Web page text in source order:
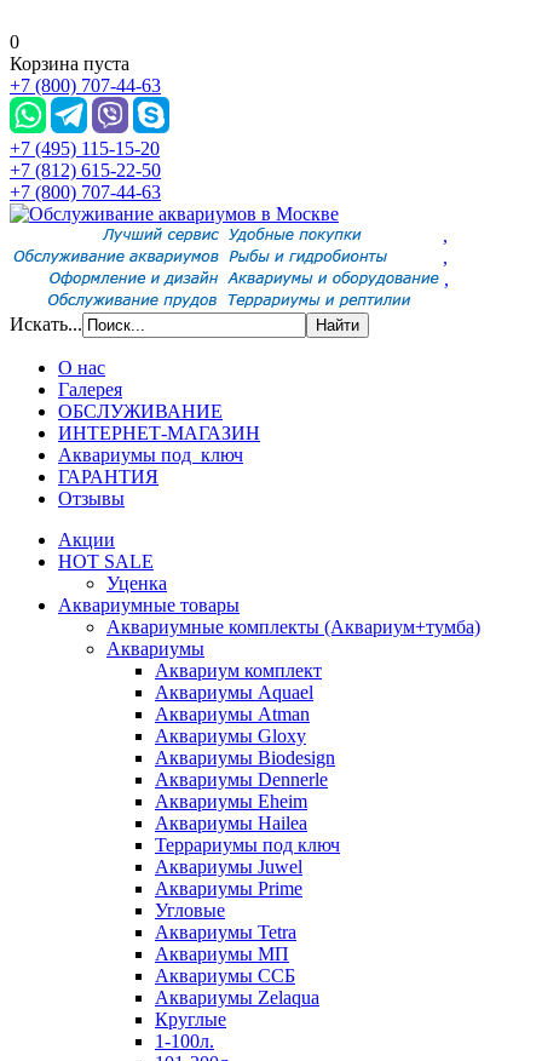
0
Корзина пуста
+7 (800) 707-44-63
+7 (495) 115-15-20
+7 (812) 615-22-50
+7 (800) 707-44-63
,
,
,
Искать...
О нас
Галерея
ОБСЛУЖИВАНИЕ
ИНТЕРНЕТ-МАГАЗИН
Аквариумы под ключ
ГАРАНТИЯ
Отзывы
Акции
HOT SALE
Уценка
Аквариумные товары
Аквариумные комплекты (Аквариум+тумба)
Аквариумы
Аквариум комплект
Аквариумы Aquael
Аквариумы Atman
Аквариумы Gloxy
Аквариумы Biodesign
Аквариумы Dennerle
Аквариумы Eheim
Аквариумы Hailea
Террариумы под ключ
Аквариумы Juwel
Аквариумы Prime
Угловые
Аквариумы Tetra
Аквариумы МП
Аквариумы ССБ
Аквариумы Zelaqua
Круглые
1-100л.